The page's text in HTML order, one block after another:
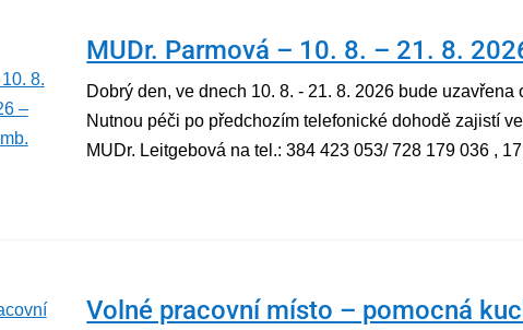
MUDr. Parmová – 10. 8. – 21. 8.
Dobrý den, ve dnech 10. 8. - 21. 8. 2026 bude
Nutnou péči po předchozím telefonické dohodě zajistí
MUDr. Leitgebová na tel.: 384 423 053/ 728 179 036 ,
Volné pracovní místo – pomocná